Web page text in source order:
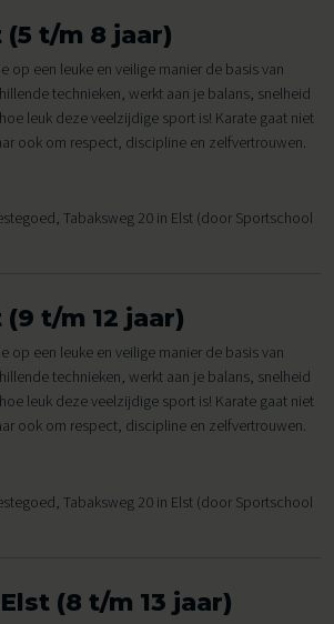
t/m 8 jaar)
op een leuke en veilige manier de basis van
technieken, werkt aan je balans, snelheid
leuk deze veelzijdige sport is! Karate gaat niet
ook om respect, discipline en zelfvertrouwen.
Tabaksweg 20 in Elst (door Sportschool
t/m 12 jaar)
op een leuke en veilige manier de basis van
technieken, werkt aan je balans, snelheid
leuk deze veelzijdige sport is! Karate gaat niet
ook om respect, discipline en zelfvertrouwen.
Tabaksweg 20 in Elst (door Sportschool
(8 t/m 13 jaar)